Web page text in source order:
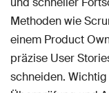
Methoden wie
einem Product
präzise User
schneiden.